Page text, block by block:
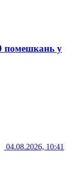
помешкань у
04.08.2026, 10:41